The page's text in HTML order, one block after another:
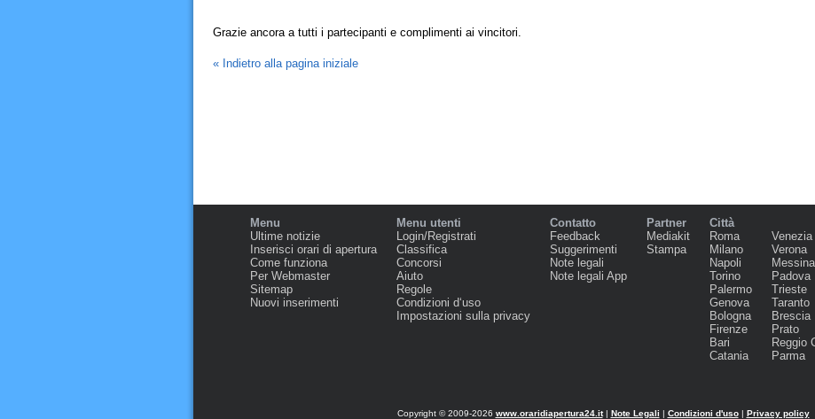
Grazie ancora a tutti i partecipanti e complimenti ai vincitori.
« Indietro alla pagina iniziale
Menu
Ultime notizie
Inserisci orari di apertura
Come funziona
Per Webmaster
Sitemap
Nuovi inserimenti
Menu utenti
Login/Registrati
Classifica
Concorsi
Aiuto
Regole
Condizioni d‘uso
Impostazioni sulla privacy
Contatto
Feedback
Suggerimenti
Note legali
Note legali App
Partner
Mediakit
Stampa
Città
Roma
Milano
Napoli
Torino
Palermo
Genova
Bologna
Firenze
Bari
Catania
Venezia
Verona
Messina
Padova
Trieste
Taranto
Brescia
Prato
Reggio
Parma
Copyright © 2009-2026 www.oraridiapertura24.it| Note Legali | Condizioni d'uso| Privacy policy